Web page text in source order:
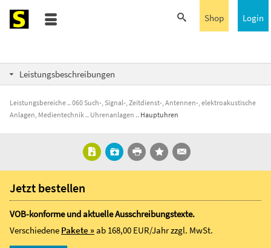
Login
Shop
Leistungsbeschreibungen
Leistungsbereiche
060 Such-, Signal-, Zeitdienst-, Antennen-, elektroakustische
Anlagen, Medientechnik
Uhrenanlagen Hauptuhren
Jetzt bestellen
VOB-konforme und aktuelle Ausschreibungstexte.
Verschiedene Pakete »ab 168,00 EUR/Jahrzzgl. MwSt.